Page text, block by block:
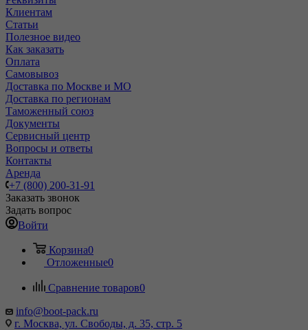
Клиентам
Статьи
Полезное видео
Как заказать
Оплата
Самовывоз
Доставка по Москве и МО
Доставка по регионам
Таможенный союз
Документы
Сервисный центр
Вопросы и ответы
Контакты
Аренда
+7 (800) 200-31-91
Заказать звонок
Задать вопрос
Войти
Корзина0
Отложенные0
Сравнение товаров0
info@boot-pack.ru
г. Москва, ул. Свободы, д. 35, стр. 5